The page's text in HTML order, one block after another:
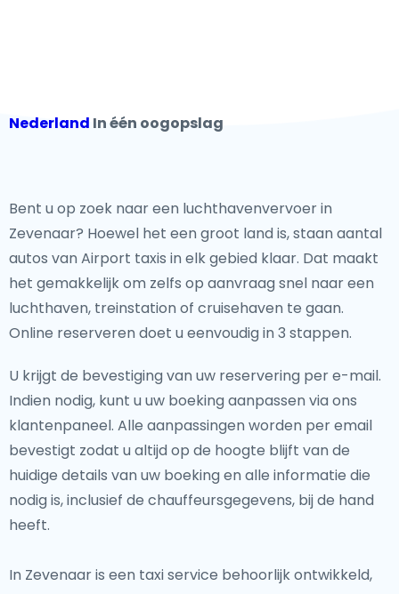
Nederland In één oogopslag
Bent u op zoek naar een luchthavenvervoer in
Zevenaar? Hoewel het een groot land is, staan aantal
autos van Airport taxis in elk gebied klaar. Dat maakt
het gemakkelijk om zelfs op aanvraag snel naar een
luchthaven, treinstation of cruisehaven te gaan.
Online reserveren doet u eenvoudig in 3 stappen.
U krijgt de bevestiging van uw reservering per e-mail.
Indien nodig, kunt u uw boeking aanpassen via ons
klantenpaneel. Alle aanpassingen worden per email
bevestigt zodat u altijd op de hoogte blijft van de
huidige details van uw boeking en alle informatie die
nodig is, inclusief de chauffeursgegevens, bij de hand
heeft.
In Zevenaar is een taxi service behoorlijk ontwikkeld,